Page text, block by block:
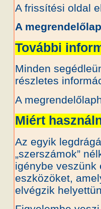
A frissítési oldal
A
További
Minden
részletes
A
Miért
Az egyik
„szerszámok”
igénybe veszünk
eszközöket,
elvégzik